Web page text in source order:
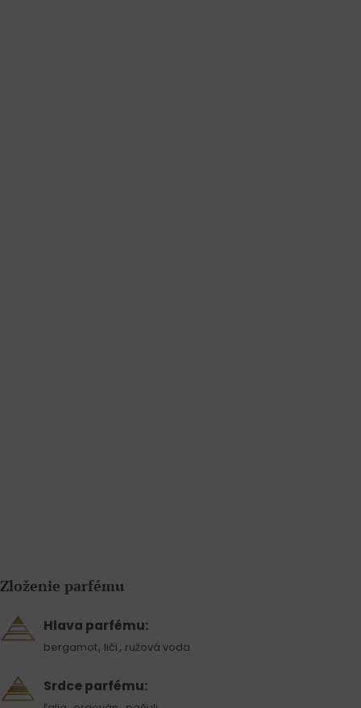
Zloženie parfému
Hlava parfému:
bergamot, liči , ružová voda
Srdce parfému: